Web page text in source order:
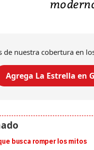
de nuestra cobertura en
Agrega La Estrella en
busca romper los mitos